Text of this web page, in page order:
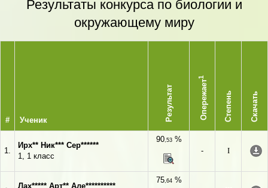
Результаты конкурса по биологии и
окружающему миру
# Ученик Результат Опережает
1
Степень Скачать
1.
Ирх** Ник*** Сер******
1, 1 класс
90,53%
-
I
Лах***** Арт** Але**********
75,64%